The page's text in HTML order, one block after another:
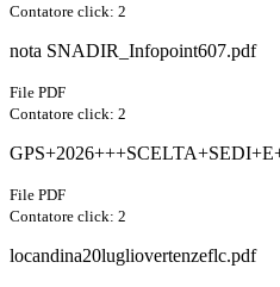
Contatore click: 2
nota SNADIR_Infopoint607.pdf
File PDF
Contatore click: 2
File PDF
Contatore click: 2
locandina20lugliovertenzeflc.pdf